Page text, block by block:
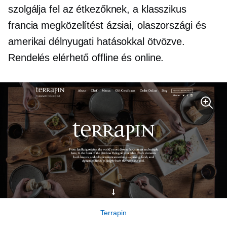
szolgálja fel az étkezőknek, a klasszikus
francia megközelítést ázsiai, olaszországi és
amerikai délnyugati hatásokkal ötvözve.
Rendelés elérhető offline és online.
Terrapin